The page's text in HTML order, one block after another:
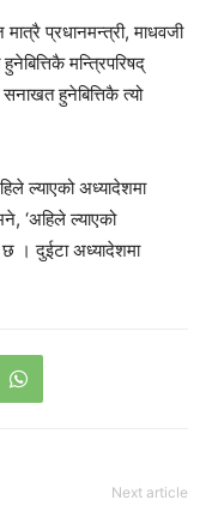
प्रधानमन्त्री, माधवजी
मन्त्रिपरिषद्
हुनेबित्तिकै त्यो
ल्याएको अध्यादेशमा
‘अहिले ल्याएको
छ । दुईटा अध्यादेशमा
Next article